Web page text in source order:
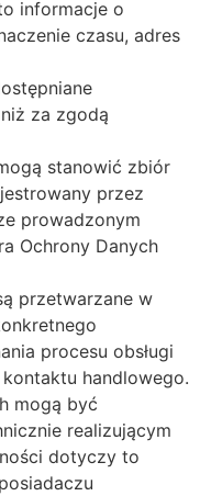
informacje o
czasu, adres
za zgodą
stanowić zbiór
przez
prowadzonym
Ochrony Danych
przetwarzane w
procesu obsługi
handlowego.
mogą być
realizującym
dotyczy to